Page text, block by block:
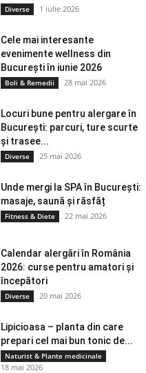
Diverse 1 iulie 2026
Cele mai interesante
evenimente wellness din
București în iunie 2026
Boli & Remedii 28 mai 2026
Locuri bune pentru alergare în
București: parcuri, ture scurte
și trasee...
Diverse 25 mai 2026
Unde mergi la SPA în București:
masaje, saună și răsfăț
Fitness & Diete 22 mai 2026
Calendar alergări în România
2026: curse pentru amatori și
începători
Diverse 20 mai 2026
Lipicioasa – planta din care
prepari cel mai bun tonic de...
Naturist & Plante medicinale
18 mai 2026